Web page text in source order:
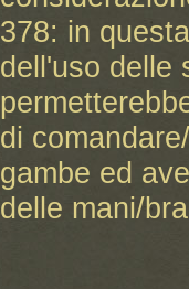
378: in
dell'uso delle
di
gambe ed
delle mani/